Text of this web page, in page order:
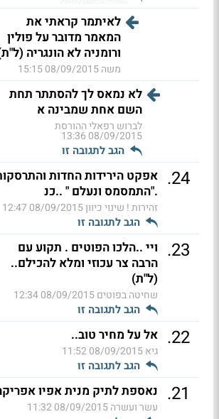
לאיתמר קראתי את
המאמר מדובר על פולין
ורומניה לא הונגריה
משה08/09/2015 15:15
לא נמאס לך להסתתר תחת
השם אחת שמבינה א
לברוש רפאלי ההורסת
08/09/2015 13:36
הגב לתגובה זו
24
. אפקט הירידות החדות
."התמסמס ונעלם " ..כנ
זהירות ! שינוי כיוון08/09/2015 12:47
הגב לתגובה זו
23
. ויי ..הלכו הפוטים . תקוע עם
הרבה צר עכוזי ומלא להכילם..
(ל"ת)
שחיטה בפוטים08/09/2015 12:34
הגב לתגובה זו
22
. אל על מחיר טוב..
גיא08/09/2015 11:52
הגב לתגובה זו
21
. נאספת לתיק מנית אפיו
עשר ועשרה08/09/2015 11:32